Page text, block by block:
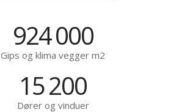
924000
Gips og klima vegger m2
15200
Dører og vinduer